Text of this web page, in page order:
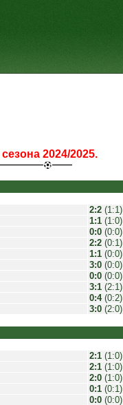
2024/2025.
2:2 (1:1)
1:1 (1:0)
0:0 (0:0)
2:2 (0:1)
1:1 (0:0)
3:0 (0:0)
0:0 (0:0)
3:1 (2:1)
0:4(0:2)
3:0 (2:0)
2:1 (1:0)
2:1 (1:0)
2:0 (1:0)
0:1 (0:1)
0:0 (0:0)